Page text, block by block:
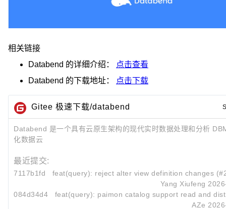
相关链接
Databend 的详细介绍：
点击查看
Databend 的下载地址： 点击下载
Gitee 极速下载/databend
Databend 是一个具有云原生架构的现代实时数据处理和分析
化数据云
最近提交:
7117b1fd
feat(query): reject alter view definition changes
Yang Xiufeng
084d34d4
feat(query): paimon catalog support read and
AZe